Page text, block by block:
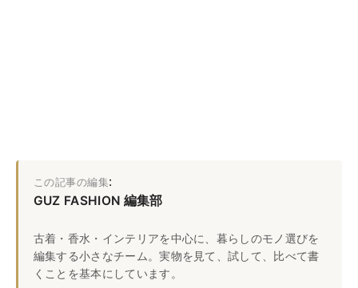
この記事の編集:
GUZ FASHION 編集部
古着・香水・インテリアを中心に、暮らしのモノ選びを
編集する小さなチーム。実物を見て、試して、比べて書
くことを基本にしています。